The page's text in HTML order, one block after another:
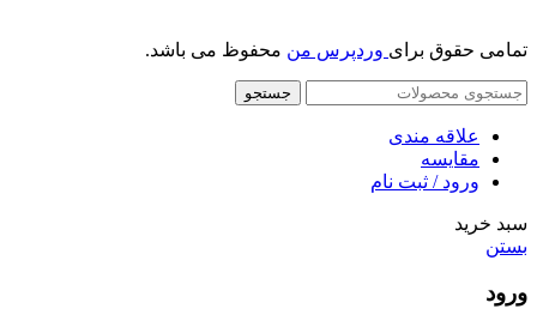
تمامی حقوق برای وردپرس من محفوظ می باشد.
جستجو
علاقه مندی
مقایسه
ورود / ثبت نام
سبد خرید
بستن
ورود